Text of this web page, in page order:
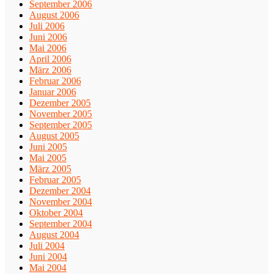
September 2006
August 2006
Juli 2006
Juni 2006
Mai 2006
April 2006
März 2006
Februar 2006
Januar 2006
Dezember 2005
November 2005
September 2005
August 2005
Juni 2005
Mai 2005
März 2005
Februar 2005
Dezember 2004
November 2004
Oktober 2004
September 2004
August 2004
Juli 2004
Juni 2004
Mai 2004